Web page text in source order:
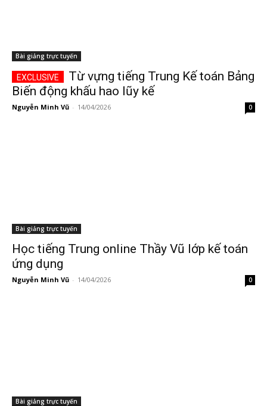
Bài giảng trực tuyến
Từ vựng tiếng Trung Kế toán Bảng
Biến động khấu hao lũy kế
Nguyễn Minh Vũ - 14/04/2026 0
Bài giảng trực tuyến
Học tiếng Trung online Thầy Vũ lớp kế toán
ứng dụng
Nguyễn Minh Vũ - 14/04/2026 0
Bài giảng trực tuyến